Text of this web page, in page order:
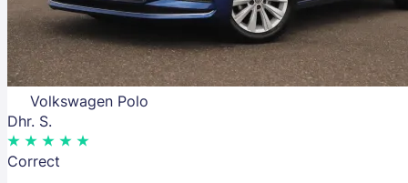
Volkswagen Polo
Dhr. S.
Correct